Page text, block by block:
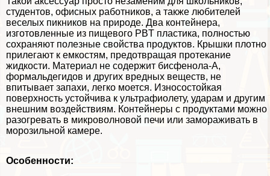
студентов, офисных работников, а также любителей
веселых пикников на природе. Два контейнера,
изготовленные из пищевого PBT пластика, полностью
сохраняют полезные свойства продуктов. Крышки плотно
прилегают к емкостям, предотвращая протекание
жидкости. Материал не содержит бисфенола-А,
формальдегидов и других вредных веществ, не
впитывает запахи, легко моется. Износостойкая
поверхность устойчива к ультрафиолету, ударам и другим
внешним воздействиям. Контейнеры с продуктами можно
разогревать в микроволновой печи или замораживать в
морозильной камере.
Особенности: